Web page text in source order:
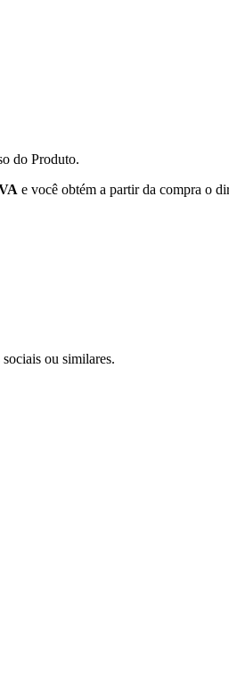
do Produto.
e você obtém a partir da compra o
ou similares.